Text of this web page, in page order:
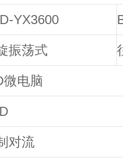
YX3600
振荡式
微电脑
对流